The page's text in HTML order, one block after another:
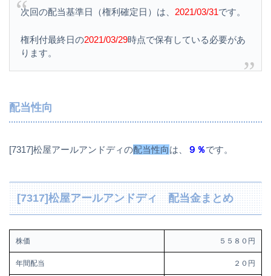
次回の配当基準日（権利確定日）は、 2021/03/31です。
権利付最終日の2021/03/29時点で保有している必要があ
ります。
配当性向
[7317]松屋アールアンドディの配当性向は、 ９％です。
[7317]松屋アールアンドディ 配当金まとめ
株価 ５５８０円
年間配当 ２０円